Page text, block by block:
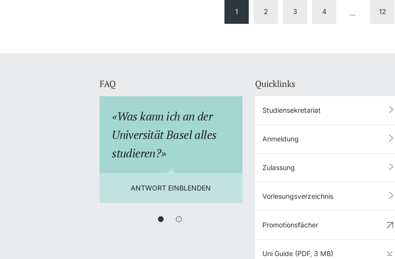
1 2 3 4 ... 12
FAQ
Was kann ich an der
Universität Basel alles
studieren?
ANTWORT EINBLENDEN
Wie muss ich mich für
mein Studium anmelden
und was sind dann die
weiteren Schritte?
Quicklinks
Studiensekretariat
Anmeldung
Zulassung
Vorlesungsverzeichnis
Promotionsfächer
Uni Guide (PDF, 3 MB)